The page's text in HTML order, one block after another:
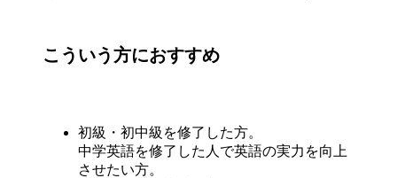
こういう方におすすめ
初級・初中級を修了した方。
中学英語を修了した人で英語の実力を向上
させたい方。